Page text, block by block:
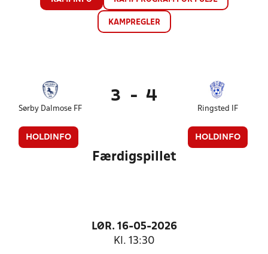
KAMPREGLER
Sørby Dalmose FF
HOLDINFO
3 - 4
Ringsted IF
HOLDINFO
Færdigspillet
LØR. 16-05-2026
Kl. 13:30